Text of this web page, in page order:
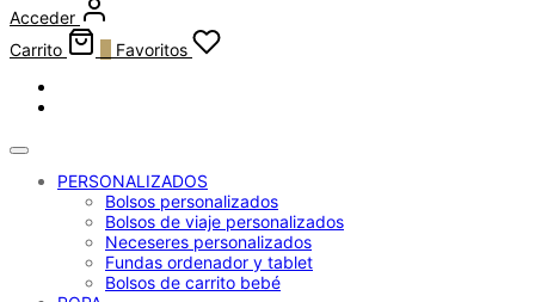
Acceder
Carrito
Favoritos
PERSONALIZADOS
Bolsos personalizados
Bolsos de viaje personalizados
Neceseres personalizados
Fundas ordenador y tablet
Bolsos de carrito bebé